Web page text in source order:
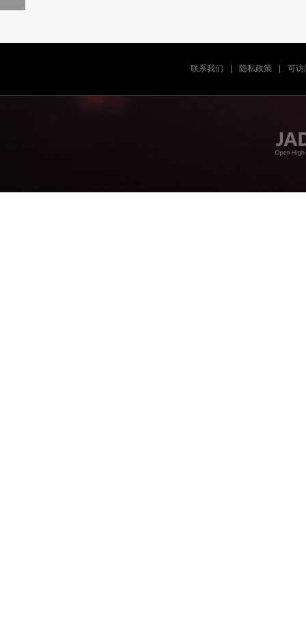
联系我们 | 隐私政策 | 可访